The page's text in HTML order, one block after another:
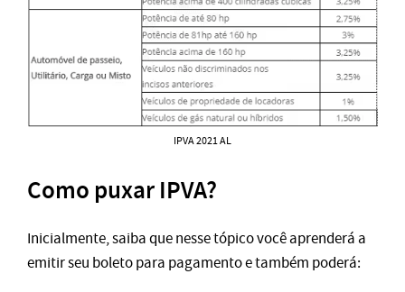
IPVA 2021 AL
Como puxar IPVA?
Inicialmente, saiba que nesse tópico você aprenderá a
emitir seu boleto para pagamento e também poderá: